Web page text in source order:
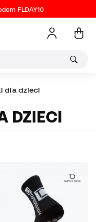
FLDAY10
dla dzieci
DZIECI